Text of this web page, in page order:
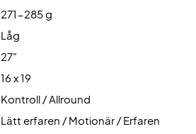
271-285 g
Låg
27"
16 x 19
Kontroll / Allround
Lätt erfaren / Motionär / Erfaren